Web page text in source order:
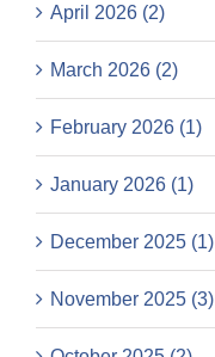
April 2026 (2)
March 2026 (2)
February 2026 (1)
January 2026 (1)
December 2025 (1)
November 2025 (3)